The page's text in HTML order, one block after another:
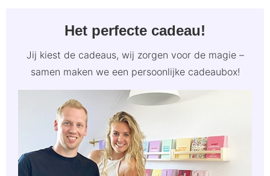
Het perfecte cadeau!
Jij kiest de cadeaus, wij zorgen voor de magie –
samen maken we een persoonlijke cadeaubox!